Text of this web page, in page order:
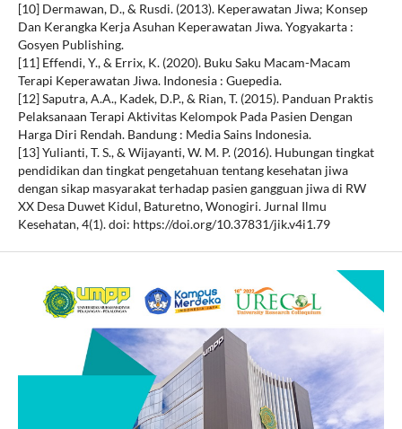
[10] Dermawan, D., & Rusdi. (2013). Keperawatan Jiwa; Konsep
Dan Kerangka Kerja Asuhan Keperawatan Jiwa. Yogyakarta :
Gosyen Publishing.
[11] Effendi, Y., & Errix, K. (2020). Buku Saku Macam-Macam
Terapi Keperawatan Jiwa. Indonesia : Guepedia.
[12] Saputra, A.A., Kadek, D.P., & Rian, T. (2015). Panduan Praktis
Pelaksanaan Terapi Aktivitas Kelompok Pada Pasien Dengan
Harga Diri Rendah. Bandung : Media Sains Indonesia.
[13] Yulianti, T. S., & Wijayanti, W. M. P. (2016). Hubungan tingkat
pendidikan dan tingkat pengetahuan tentang kesehatan jiwa
dengan sikap masyarakat terhadap pasien gangguan jiwa di RW
XX Desa Duwet Kidul, Baturetno, Wonogiri. Jurnal Ilmu
Kesehatan, 4(1). doi: https://doi.org/10.37831/jik.v4i1.79